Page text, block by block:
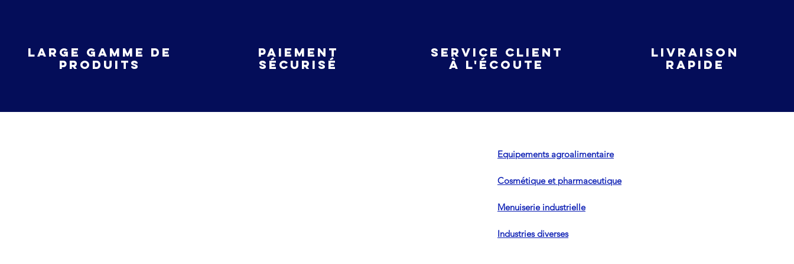
large gamme de
produits
Paiement
sécurisé
service client
à l'écoute
livraison
rapide
Equipements agroalimentaire
Cosmétique et pharmaceutique
Menuiserie industrielle
Industries diverses